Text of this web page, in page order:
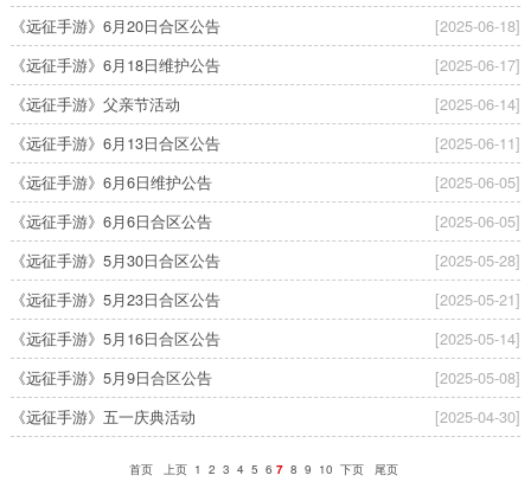
[2025-06-18]
《远征手游》6月20日合区公告
[2025-06-17]
《远征手游》6月18日维护公告
[2025-06-14]
《远征手游》父亲节活动
[2025-06-11]
《远征手游》6月13日合区公告
[2025-06-05]
《远征手游》6月6日维护公告
[2025-06-05]
《远征手游》6月6日合区公告
[2025-05-28]
《远征手游》5月30日合区公告
[2025-05-21]
《远征手游》5月23日合区公告
[2025-05-14]
《远征手游》5月16日合区公告
[2025-05-08]
《远征手游》5月9日合区公告
[2025-04-30]
《远征手游》五一庆典活动
首页 上页 1 2 3 4 5 6 7 8 9 10 下页 尾页